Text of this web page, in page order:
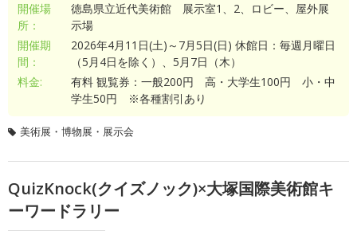
開催場
所：
徳島県立近代美術館 展示室1、2、ロビー、屋外展
示場
開催期
間：
2026年4月11日(土)～7月5日(日) 休館日：毎週月曜日
（5月4日を除く）、5月7日（木）
料金:
有料 観覧券：一般200円 高・大学生100円 小・中
学生50円 ※各種割引あり
美術展・博物展・展示会
QuizKnock(クイズノック)×大塚国際美術館キ
ーワードラリー